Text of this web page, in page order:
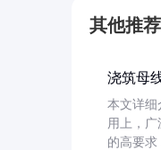
其他推荐
浇筑母
本文详细
用上，
的高要求